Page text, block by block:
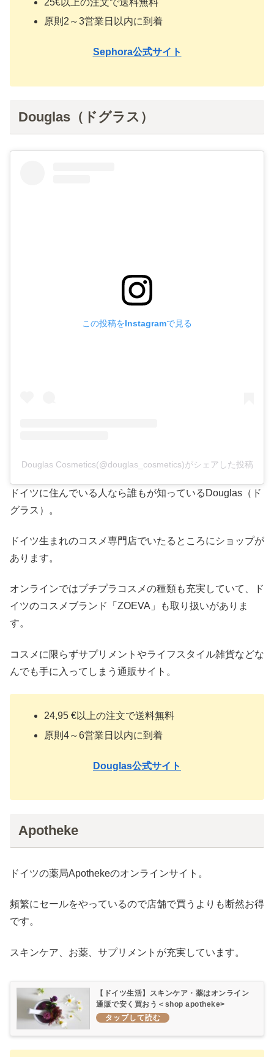
原則2～3営業日以内に到着
Sephora公式サイト
Douglas（ドグラス）
この投稿をInstagramで見る
Douglas Cosmetics(@douglas_cosmetics)がシェアした投稿
ドイツに住んでいる人なら誰もが知っているDouglas（ド
グラス）。
ドイツ生まれのコスメ専門店でいたるところにショップが
あります。
オンラインではプチプラコスメの種類も充実していて、ド
イツのコスメブランド「ZOEVA」も取り扱いがありま
す。
コスメに限らずサプリメントやライフスタイル雑貨などな
んでも手に入ってしまう通販サイト。
24,95 €以上の注文で送料無料
原則4～6営業日以内に到着
Douglas公式サイト
Apotheke
ドイツの薬局Apothekeのオンラインサイト。
頻繁にセールをやっているので店舗で買うよりも断然お得
です。
スキンケア、お薬、サプリメントが充実しています。
【ドイツ生活】スキンケア・薬はオンライン
通販で安く買おう＜shop apotheke>